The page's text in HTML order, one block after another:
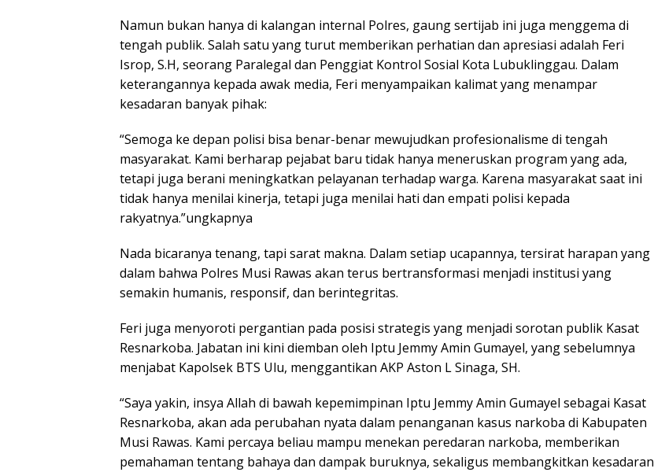
Namun bukan hanya di kalangan internal Polres, gaung sertijab ini juga menggema di
tengah publik. Salah satu yang turut memberikan perhatian dan apresiasi adalah Feri
Isrop, S.H, seorang Paralegal dan Penggiat Kontrol Sosial Kota Lubuklinggau. Dalam
keterangannya kepada awak media, Feri menyampaikan kalimat yang menampar
kesadaran banyak pihak:
“Semoga ke depan polisi bisa benar-benar mewujudkan profesionalisme di tengah
masyarakat. Kami berharap pejabat baru tidak hanya meneruskan program yang ada,
tetapi juga berani meningkatkan pelayanan terhadap warga. Karena masyarakat saat ini
tidak hanya menilai kinerja, tetapi juga menilai hati dan empati polisi kepada
rakyatnya.”ungkapnya
Nada bicaranya tenang, tapi sarat makna. Dalam setiap ucapannya, tersirat harapan yang
dalam bahwa Polres Musi Rawas akan terus bertransformasi menjadi institusi yang
semakin humanis, responsif, dan berintegritas.
Feri juga menyoroti pergantian pada posisi strategis yang menjadi sorotan publik Kasat
Resnarkoba. Jabatan ini kini diemban oleh Iptu Jemmy Amin Gumayel, yang sebelumnya
menjabat Kapolsek BTS Ulu, menggantikan AKP Aston L Sinaga, SH.
“Saya yakin, insya Allah di bawah kepemimpinan Iptu Jemmy Amin Gumayel sebagai Kasat
Resnarkoba, akan ada perubahan nyata dalam penanganan kasus narkoba di Kabupaten
Musi Rawas. Kami percaya beliau mampu menekan peredaran narkoba, memberikan
pemahaman tentang bahaya dan dampak buruknya, sekaligus membangkitkan kesadaran